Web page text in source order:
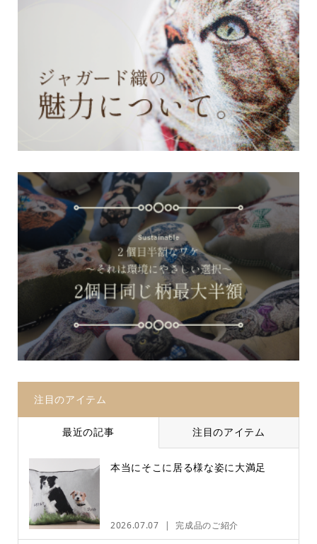
注目のアイテム
最近の記事 注目のアイテム
本当にそこに居る様な姿に大満足
2026.07.07 完成品のご紹介